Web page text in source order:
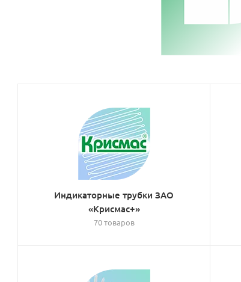
Индикаторные трубки ЗАО
«Крисмас+»
70 товаров